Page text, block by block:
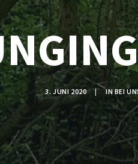
3. JUNI 2020 | IN BEI